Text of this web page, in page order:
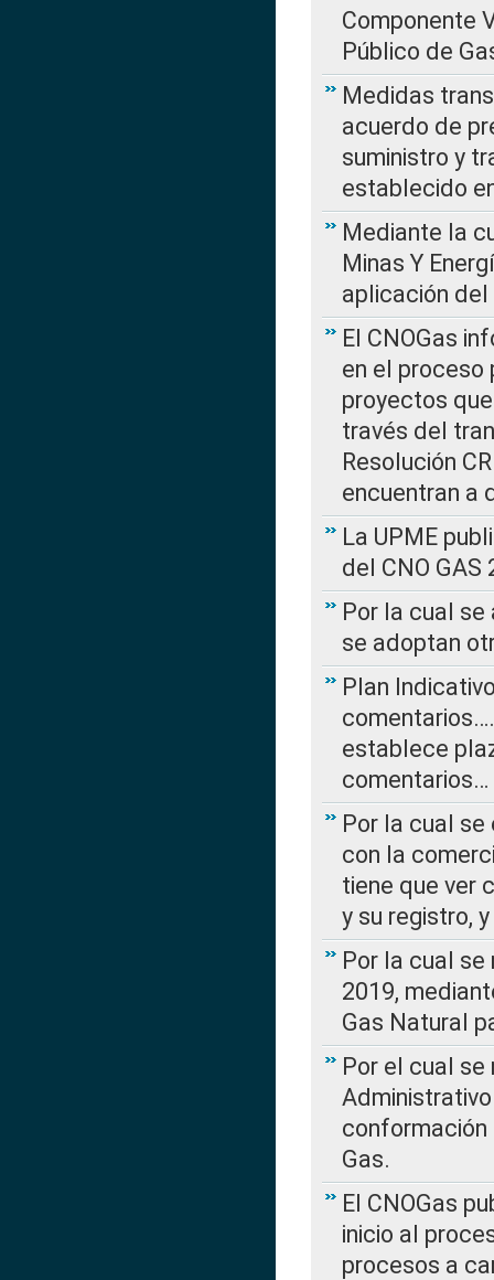
Componente
Público de
Medidas
acuerdo de
suministro y
establecido
Mediante la
Minas Y
aplicación
El CNOGas
en el proceso
proyectos
través del
Resolución
encuentran a
La UPME
del CNO
Por la cual
se adoptan
Plan
establece
comentarios…
Por la cual
con la
tiene que ver
y su registro,
Por la cual
2019,
Gas Natural
Por el cual
conformación
Gas.
El CNOGas
inicio al
procesos a